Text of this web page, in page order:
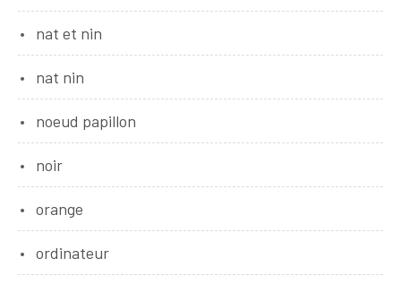
nat et nin
nat nin
noeud papillon
noir
orange
ordinateur